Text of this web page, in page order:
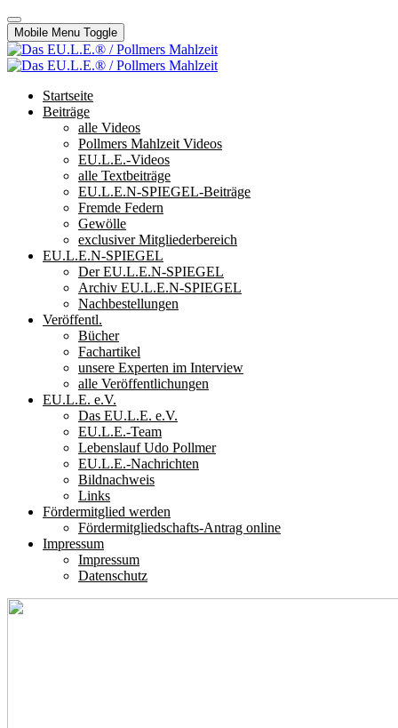
Mobile Menu Toggle
Startseite
Beiträge
alle Videos
Pollmers Mahlzeit Videos
EU.L.E.-Videos
alle Textbeiträge
EU.L.E.N-SPIEGEL-Beiträge
Fremde Federn
Gewölle
exclusiver Mitgliederbereich
EU.L.E.N-SPIEGEL
Der EU.L.E.N-SPIEGEL
Archiv EU.L.E.N-SPIEGEL
Nachbestellungen
Veröffentl.
Bücher
Fachartikel
unsere Experten im Interview
alle Veröffentlichungen
EU.L.E. e.V.
Das EU.L.E. e.V.
EU.L.E.-Team
Lebenslauf Udo Pollmer
EU.L.E.-Nachrichten
Bildnachweis
Links
Fördermitglied werden
Fördermitgliedschafts-Antrag online
Impressum
Impressum
Datenschutz